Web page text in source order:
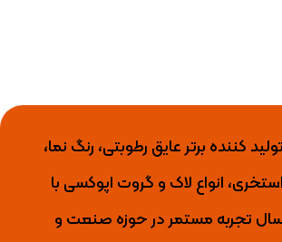
کننده برتر عایق رطوبتی، رنگ نما،
انواع لاک و گروت اپوکسی با
از 15 سال تجربه مستمر در حوزه صنعت و